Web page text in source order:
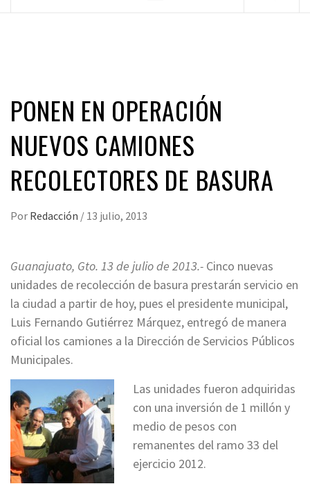
PONEN EN OPERACIÓN
NUEVOS CAMIONES
RECOLECTORES DE BASURA
Por Redacción / 13 julio, 2013
Guanajuato, Gto. 13 de julio de 2013.- Cinco nuevas
unidades de recolección de basura prestarán servicio en
la ciudad a partir de hoy, pues el presidente municipal,
Luis Fernando Gutiérrez Márquez, entregó de manera
oficial los camiones a la Dirección de Servicios Públicos
Municipales.
Las unidades fueron adquiridas
con una inversión de 1 millón y
medio de pesos con
remanentes del ramo 33 del
ejercicio 2012.